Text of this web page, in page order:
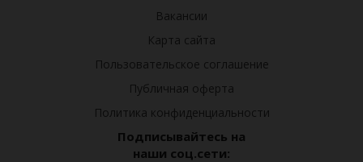
Вакансии
Карта сайта
Пользовательское соглашение
Публичная оферта
Политика конфиденциальности
Подписывайтесь на
наши соц.сети: